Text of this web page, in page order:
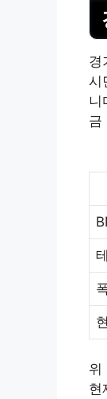
경
시
니
금
위
현